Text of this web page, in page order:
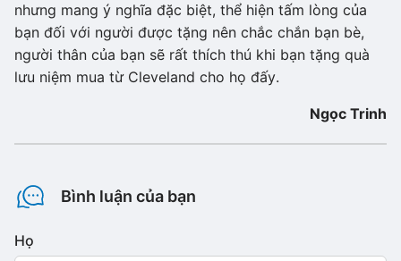
nhưng mang ý nghĩa đặc biệt, thể hiện tấm lòng của
bạn đối với người được tặng nên chắc chắn bạn bè,
người thân của bạn sẽ rất thích thú khi bạn tặng quà
lưu niệm mua từ Cleveland cho họ đấy.
Ngọc Trinh
Bình luận của bạn
Họ